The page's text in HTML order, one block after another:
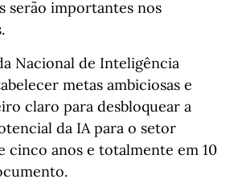
serão importantes nos
Nacional de Inteligência
metas ambiciosas e
claro para desbloquear a
da IA para o setor
cinco anos e totalmente em 10